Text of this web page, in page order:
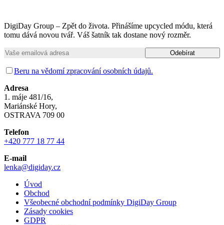
DigiDay Group – Zpět do života. Přinášíme upcycled módu, která
tomu dává novou tvář. Váš šatník tak dostane nový rozměr.
Beru na vědomí zpracování osobních údajů.
Adresa
1. máje 481/16,
Mariánské Hory,
OSTRAVA 709 00
Telefon
+420 777 18 77 44
E-mail
lenka@digiday.cz
Úvod
Obchod
Všeobecné obchodní podmínky DigiDay Group
Zásady cookies
GDPR